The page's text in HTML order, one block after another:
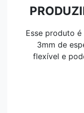
Esse produto
3mm de
flexível e